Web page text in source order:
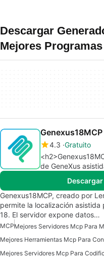
Descargar
Mejores
Genexus18MCP
4.3 Gratuito
de GeneXus
Genexus18MCP, creado por
permite la localización
18. El servidor expone datos…
MCP